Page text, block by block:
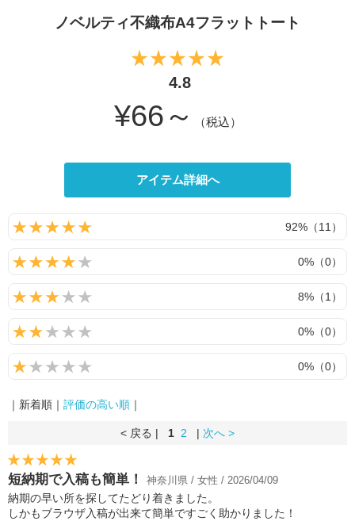
ノベルティ不織布A4フラットトート
4.8
¥66～ （税込）
アイテム詳細へ
92%（11）
0%（0）
8%（1）
0%（0）
0%（0）
｜新着順｜ 評価の高い順 ｜
< 戻る | 1 2 | 次へ >
短納期で入稿も簡単！ 神奈川県 / 女性 / 2026/04/09
納期の早い所を探してたどり着きました。
しかもブラウザ入稿が出来て簡単ですごく助かりました！